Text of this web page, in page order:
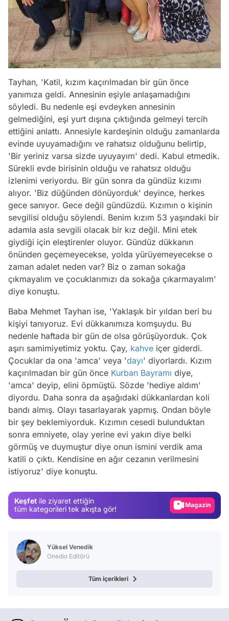
Tayhan, 'Katil, kızım kaçırılmadan bir gün önce
yanımıza geldi. Annesinin eşiyle anlaşamadığını
söyledi. Bu nedenle eşi evdeyken annesinin
gelmediğini, eşi yurt dışına çıktığında gelmeyi tercih
ettiğini anlattı. Annesiyle kardeşinin olduğu zamanlarda
evinde uyuyamadığını ve rahatsız olduğunu belirtip,
'Bir yeriniz varsa sizde uyuyayım' dedi. Kabul etmedik.
Sürekli evde birisinin olduğu ve rahatsız olduğu
izlenimi veriyordu. Bir gün sonra da gündüz kızımı
alıyor. 'Biz düğünden dönüyorduk' deyince, herkes
gece sanıyor. Gece değil gündüzdü. Kızımın o kişinin
sevgilisi olduğu söylendi. Benim kızım 53 yaşındaki bir
adamla asla sevgili olacak bir kız değil. Mini etek
giydiği için eleştirenler oluyor. Gündüz dükkanın
önünden geçemeyecekse, yolda yürüyemeyecekse o
zaman adalet neden var? Biz o zaman sokağa
çıkmayalım ve çocuklarımızı da sokağa çıkarmayalım'
diye konuştu.
Baba Mehmet Tayhan ise, 'Yaklaşık bir yıldan beri bu
kişiyi tanıyoruz. Evi dükkanımıza komşuydu. Bu
nedenle haftada bir gün de olsa görüşüyorduk. Çok
aşırı samimiyetimiz yoktu. Çay, kahve içer giderdi.
Çocuklar da ona 'amca' veya 'dayı' diyorlardı. Kızım
kaçırılmadan bir gün önce Kurban Bayramı diye,
'amca' deyip, elini öpmüştü. Sözde 'hediye aldım'
diyordu. Daha sonra da aşağıdaki dükkanlardan koli
bandı almış. Olayı tasarlayarak yapmış. Ondan böyle
bir şey beklemiyorduk. Kızımın cesedi bulunduktan
sonra emniyete, olay yerine evi yakın diye belki
görmüş ve duymuştur diye onun ismini verdik ama
katili o çıktı. Kendisine en ağır cezanın verilmesini
istiyoruz' diye konuştu.
Keşfet ile ziyaret ettiğin
tüm kategorileri tek akışta gör!
Magazin
Video
Yüksel Venedik
Onedio Editörü
Tüm içerikleri